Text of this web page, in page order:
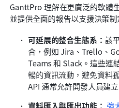
GanttPro 理解在更廣泛的軟體
並提供全面的報告以支援決策制
可延展的整合生態系： 該
合，例如 Jira、Trello、
Teams 和 Slack。這些連
暢的資訊流動，避免資料
API 通常允許開發人員建
資料匯入與匯出功能： 強